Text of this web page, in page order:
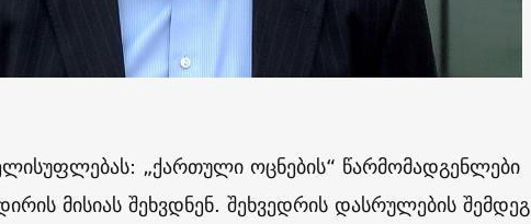
„ქართული ოცნების“ წარმომადგენლები
მისიას შეხვდნენ. შეხვედრის დასრულების შემდეგ